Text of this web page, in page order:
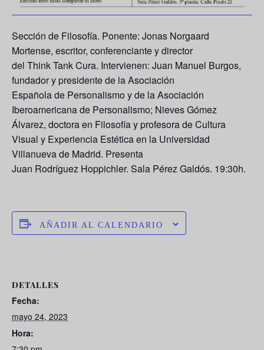
Sección de Filosofía. Ponente: Jonas Norgaard
Mortense, escritor, conferenciante y director
del Think Tank Cura. Intervienen: Juan Manuel Burgos,
fundador y presidente de la Asociación
Española de Personalismo y de la Asociación
Iberoamericana de Personalismo; Nieves Gómez
Álvarez, doctora en Filosofía y profesora de Cultura
Visual y Experiencia Estética en la Universidad
Villanueva de Madrid. Presenta
Juan Rodríguez Hoppichler. Sala Pérez Galdós. 19:30h.
AÑADIR AL CALENDARIO
DETALLES
Fecha:
mayo 24, 2023
Hora: